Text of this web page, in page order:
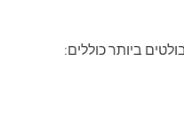
ביותר כוללים: